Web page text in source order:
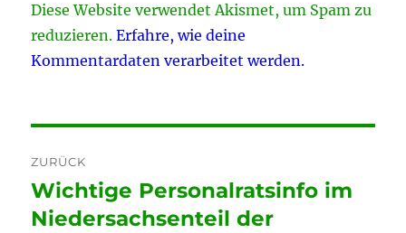
Diese Website verwendet Akismet, um Spam zu
reduzieren.Erfahre, wie deine
Kommentardaten verarbeitet werden.
ZURÜCK
Vorheriger
Beitrag:
Wichtige Personalratsinfo im
Niedersachsenteil der